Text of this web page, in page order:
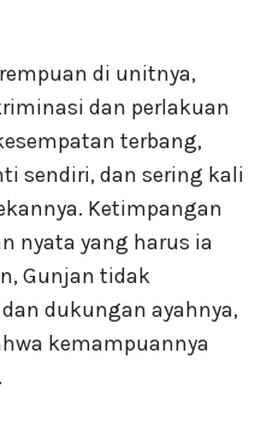
di unitnya,
dan perlakuan
terbang,
sendiri, dan sering kali
Ketimpangan
nyata yang harus ia
Gunjan tidak
dukungan ayahnya,
kemampuannya